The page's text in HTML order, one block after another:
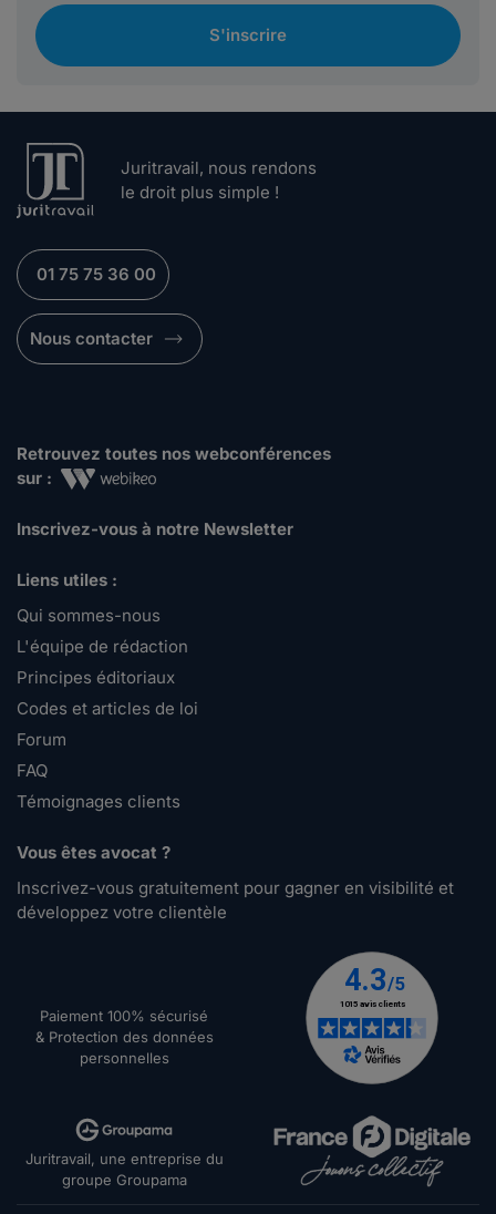
S'inscrire
Juritravail, nous rendons
le droit plus simple !
01 75 75 36 00
Nous contacter
Retrouvez toutes nos webconférences
sur :
Inscrivez-vous à notre Newsletter
Liens utiles :
Qui sommes-nous
L'équipe de rédaction
Principes éditoriaux
Codes et articles de loi
Forum
FAQ
Témoignages clients
Vous êtes avocat ?
Inscrivez-vous gratuitement pour gagner en visibilité et
développez votre clientèle
Paiement 100% sécurisé
& Protection des données
personnelles
Juritravail, une entreprise du
groupe Groupama